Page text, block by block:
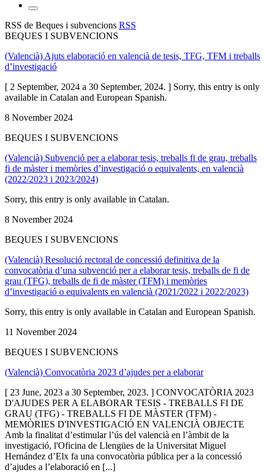
RSS de Beques i subvencions RSS
BEQUES I SUBVENCIONS
(Valencià) Ajuts elaboració en valencià de tesis, TFG, TFM i treballs
d’investigació
[ 2 September, 2024 a 30 September, 2024. ] Sorry, this entry is only
available in Catalan and European Spanish.
8 November 2024
BEQUES I SUBVENCIONS
(Valencià) Subvenció per a elaborar tesis, treballs fi de grau, treballs
fi de màster i memòries d’investigació o equivalents, en valencià
(2022/2023 i 2023/2024)
Sorry, this entry is only available in Catalan.
8 November 2024
BEQUES I SUBVENCIONS
(Valencià) Resolució rectoral de concessió definitiva de la
convocatòria d’una subvenció per a elaborar tesis, treballs de fi de
grau (TFG), treballs de fi de màster (TFM) i memòries
d’investigació o equivalents en valencià (2021/2022 i 2022/2023)
Sorry, this entry is only available in Catalan and European Spanish.
11 November 2024
BEQUES I SUBVENCIONS
(Valencià) Convocatòria 2023 d’ajudes per a elaborar
[ 23 June, 2023 a 30 September, 2023. ] CONVOCATÒRIA 2023
D'AJUDES PER A ELABORAR TESIS - TREBALLS FI DE
GRAU (TFG) - TREBALLS FI DE MÀSTER (TFM) -
MEMÒRIES D'INVESTIGACIÓ EN VALENCIÀ OBJECTE
Amb la finalitat d’estimular l’ús del valencià en l’àmbit de la
investigació, l'Oficina de Llengües de la Universitat Miguel
Hernández d’Elx fa una convocatòria pública per a la concessió
d’ajudes a l’elaboració en [...]